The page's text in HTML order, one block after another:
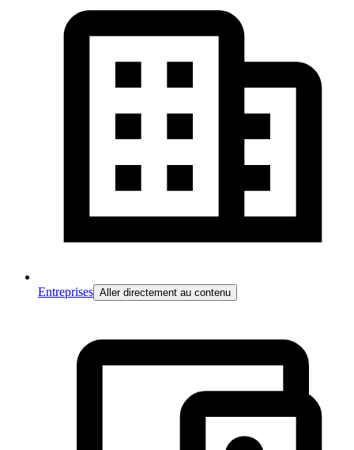
Entreprises Aller directement au contenu